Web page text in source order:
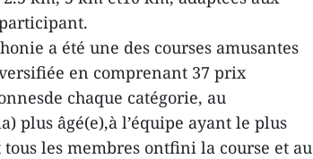
a été une des courses amusantes
en comprenant 37 prix
chaque catégorie, au
plus âgé(e),à l’équipe ayant le plus
les membres ontfini la course et au